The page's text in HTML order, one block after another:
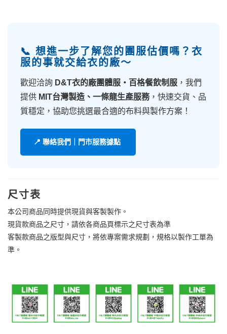
📞 想進一步了解您的團服估價嗎？衣
服的事就交給衣的廠～
歡迎洽詢 D&T衣的廠團體服・百格餐飲制服 ，我們
提供 MIT台灣製造、一條龍生產服務，快速交貨、品
質穩定，協助您挑選最合適的布料與製作方案！
📍 聯絡我們｜門市服務據點
尺寸表
本公司商品同時提供現貨與客製製作。
現貨款商品之尺寸，請依各商品頁標示之尺寸表為準
客製款商品之版型與尺寸，將依專案需求規劃，規格以製作工單為
準。